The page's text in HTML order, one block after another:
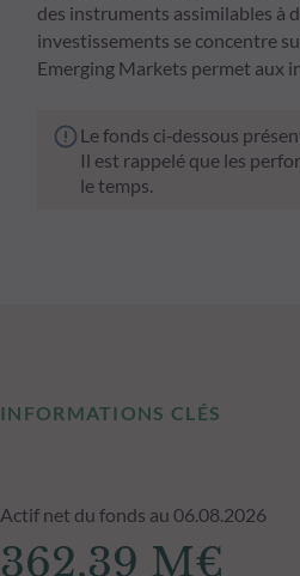
des instruments assimilables à
investissements se concentre
Emerging Markets permet aux
Le fonds ci‑dessous
Il est rappelé que les
le temps.
INFORMATIONS CLÉS
Actif net du fonds au 06.08.2026
362,39 M€